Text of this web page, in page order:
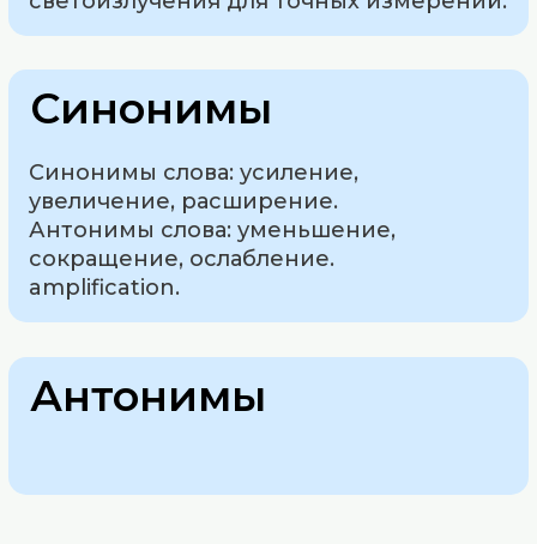
Синонимы
Синонимы слова: усиление,
увеличение, расширение.
Антонимы слова: уменьшение,
сокращение, ослабление.
amplification.
Антонимы